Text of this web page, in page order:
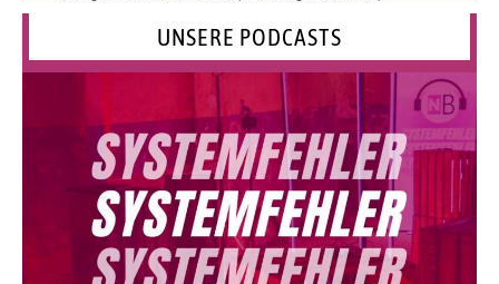
UNSERE PODCASTS